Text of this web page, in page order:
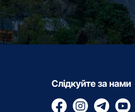
Слідкуйте за нами